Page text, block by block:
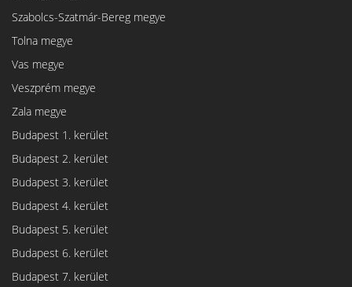
Szabolcs-Szatmár-Bereg megye
Tolna megye
Vas megye
Veszprém megye
Zala megye
Budapest 1. kerület
Budapest 2. kerület
Budapest 3. kerület
Budapest 4. kerület
Budapest 5. kerület
Budapest 6. kerület
Budapest 7. kerület